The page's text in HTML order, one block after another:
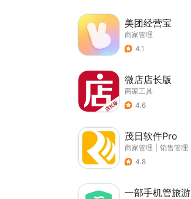
美团经营宝
商家管理
4.1
微店店长版
商家工具
4.6
茂日软件Pro
商家管理
销售管理
4.8
一部手机管旅游